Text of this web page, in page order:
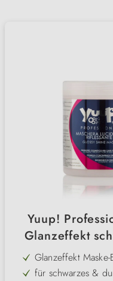
Yuup!
Glanzeffekt
"Glossy
Glanzeffekt
für schwarzes &